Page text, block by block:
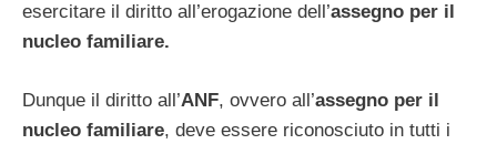
esercitare il diritto all’erogazione dell’assegno per il
nucleo familiare.
Dunque il diritto all’ANF, ovvero all’assegno per il
nucleo familiare, deve essere riconosciuto in tutti i